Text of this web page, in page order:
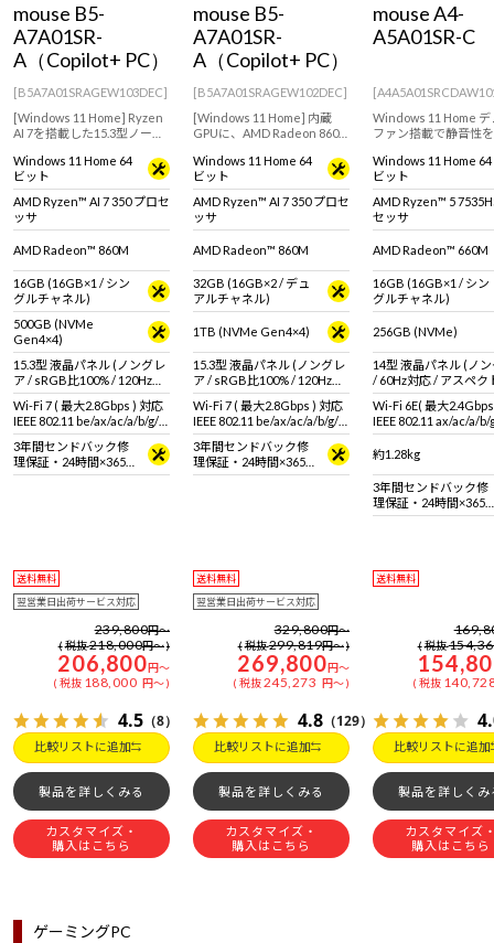
mouse B5-
A7A01SR-
A（Copilot+ PC）
[B5A7A01SRAGEW103DEC]
[Windows 11 Home] Ryzen
AI 7を搭載した15.3型ノート
リエイティブにもおすすめ
なモデル！
Windows 11 Home 64
ビット
AMD Ryzen™ AI 7 350 プロセ
ッサ
AMD Radeon™ 860M
16GB (16GB×1 / シン
グルチャネル)
500GB (NVMe
Gen4×4)
15.3型 液晶パネル (ノングレ
ア / sRGB比100% / 120Hz対
応)
Wi-Fi 7 ( 最大2.8Gbps ) 対応
IEEE 802.11 be/ax/ac/a/b/g/n
準拠 ＋ Bluetooth 5内蔵
3年間センドバック修
理保証・24時間×365
日電話サポート
送料無料
翌営業日出荷サービス対応
239,800円～
税抜218,000円～
206,800円～
税抜 188,000 円～
4.5 （8）
比較リストに追加
製品を詳しくみる
カスタマイズ・
購入はこちら
mouse B5-
A7A01SR-
A（Copilot+ PC）
[B5A7A01SRAGEW102DEC]
[Windows 11 Home] 内蔵
GPUに、AMD Radeon 860M
ゲーマーにもおすすめの15.3
型ノートパソコン！
Windows 11 Home 64
ビット
AMD Ryzen™ AI 7 350 プロセ
ッサ
AMD Radeon™ 860M
32GB (16GB×2 / デュ
アルチャネル)
1TB (NVMe Gen4×4)
15.3型 液晶パネル (ノングレ
ア / sRGB比100% / 120Hz対
応)
Wi-Fi 7 ( 最大2.8Gbps ) 対応
IEEE 802.11 be/ax/ac/a/b/g/n
準拠 ＋ Bluetooth 5内蔵
3年間センドバック修
理保証・24時間×365
日電話サポート
送料無料
翌営業日出荷サービス対応
329,800円～
税抜299,819円～
269,800円～
税抜245,273 円～
4.8 （129）
比較リストに追加
製品を詳しくみる
カスタマイズ・
購入はこちら
mouse A4-
A5A01SR-C
Windows 11 Home デ
ファン搭載で静音性
AMD Ryzen 5 7535HS
ッサ搭載で、日常使
分なスペックを備え
ノート！高い堅牢性
性を実証された【MIL
Windows 11 Home 64
ビット
AMD Ryzen™ 5
セッサ
AMD Radeon™ 660M
16GB (16GB×1 / シン
グルチャネル)
256GB (NVMe)
14型 液晶パネル (ノ
/ 60Hz対応 / アスペク
16:10)
Wi-Fi 6E( 最大
IEEE 802.11 ax/ac/a/
拠 ＋ Bluetooth 5内蔵
約1.28kg
3年間センドバック修
理保証・24時間×365
日電話サポート
送料無料
税抜
税抜
比較リストに追加
製品を詳しくみ
カスタマイズ
購入はこちら
ゲーミングPC